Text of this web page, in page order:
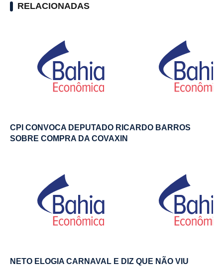
RELACIONADAS
CPI CONVOCA DEPUTADO RICARDO BARROS
SOBRE COMPRA DA COVAXIN
NETO ELOGIA CARNAVAL E DIZ QUE NÃO VIU